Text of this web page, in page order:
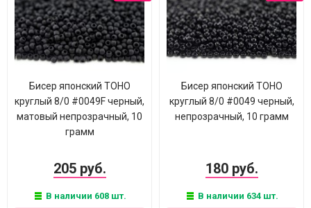
Бисер японский TOHO
круглый 8/0 #0049F черный,
матовый непрозрачный, 10
грамм
205 руб.
В наличии 608 шт.
Бисер японский TOHO
круглый 8/0 #0049 черный,
непрозрачный, 10 грамм
180 руб.
В наличии 634 шт.